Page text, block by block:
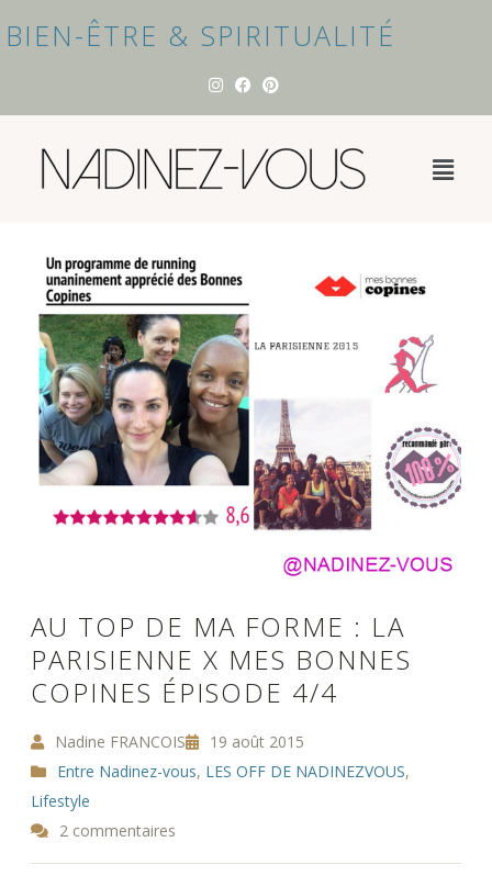
BIEN-ÊTRE & SPIRITUALITÉ
AU TOP DE MA FORME : LA
PARISIENNE X MES BONNES
COPINES ÉPISODE 4/4
Nadine FRANCOIS
19 août 2015
Entre Nadinez-vous, LES OFF DE NADINEZVOUS,
Lifestyle
2 commentaires